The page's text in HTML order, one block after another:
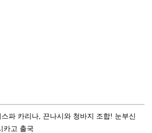
파 카리나, 끈나시와 청바지 조합! 눈부신
카고 출국